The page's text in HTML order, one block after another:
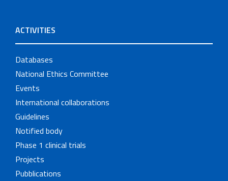
ACTIVITIES
Databases
National Ethics Committee
Events
International collaborations
Guidelines
Notified body
Phase 1 clinical trials
Projects
Pubblications